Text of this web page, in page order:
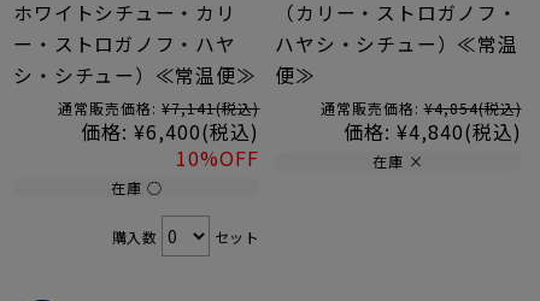
ホワイトシチュー・カリ
ー・ストロガノフ・ハヤ
シ・シチュー）≪常温便≫
通常販売価格: ¥7,141(税込)
価格: ¥6,400(税込)
10%OFF
在庫 ○
購入数 セット
（カリー・ストロガノフ・
ハヤシ・シチュー）≪常温
便≫
通常販売価格: ¥4,854(税込)
価格: ¥4,840(税込)
在庫 ×